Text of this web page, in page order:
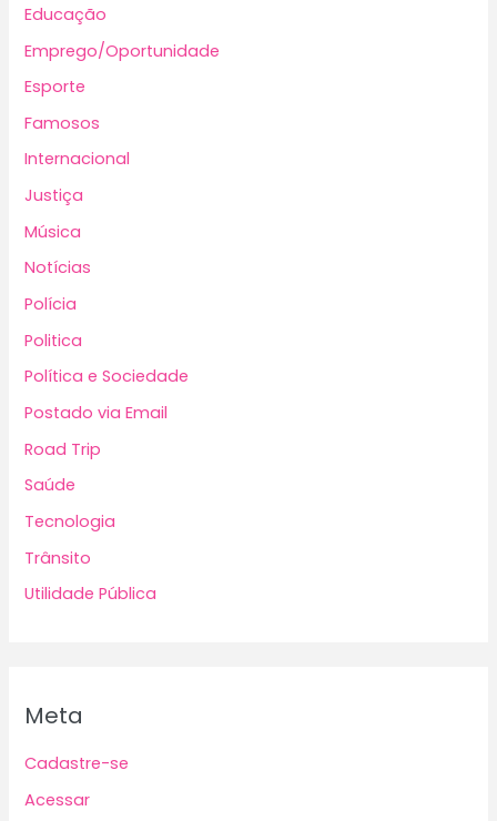
Educação
Emprego/Oportunidade
Esporte
Famosos
Internacional
Justiça
Música
Notícias
Polícia
Politica
Política e Sociedade
Postado via Email
Road Trip
Saúde
Tecnologia
Trânsito
Utilidade Pública
Meta
Cadastre-se
Acessar